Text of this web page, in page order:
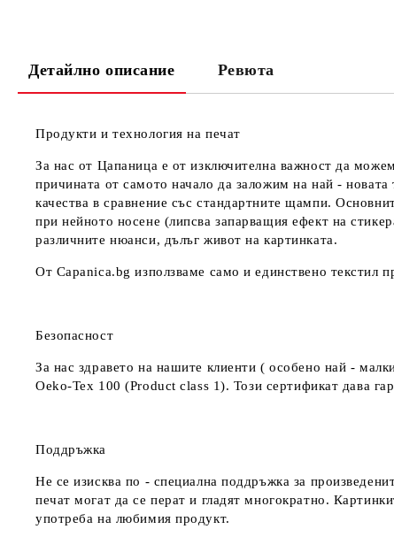
Детайлно описание Ревюта
Продукти и технология на печат
За нас от Цапаница е от изключителна важност да
причината от самото начало да заложим на най -
качества в сравнение със стандартните щампи.
при нейното носене (липсва запарващия ефект на
различните нюанси, дълъг живот на картинката.
От Capanica.bg използваме само и единствено текстил
Безопасност
За нас здравето на нашите клиенти ( особено най -
Oeko-Tex 100 (Product class 1). Този сертификат дава
Поддръжка
Не се изисква по - специална поддръжка за
печат могат да се перат и гладят многократно.
употреба на любимия продукт.